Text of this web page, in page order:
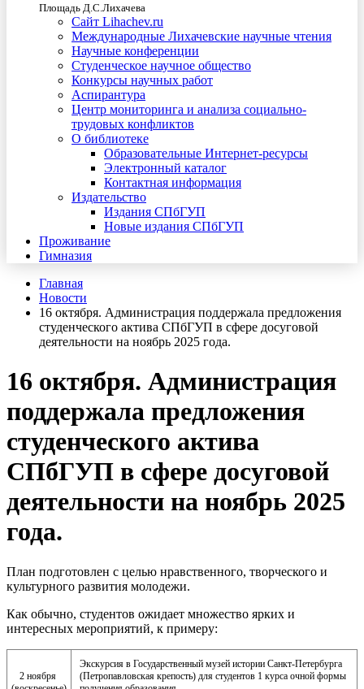
Площадь Д.С.Лихачева
Сайт Lihachev.ru
Международные Лихачевские научные чтения
Научные конференции
Студенческое научное общество
Конкурсы научных работ
Аспирантура
Центр мониторинга и анализа социально-
трудовых конфликтов
О библиотеке
Образовательные Интернет-ресурсы
Электронный каталог
Контактная информация
Издательство
Издания СПбГУП
Новые издания СПбГУП
Проживание
Гимназия
Главная
Новости
16 октября. Администрация поддержала предложения
студенческого актива СПбГУП в сфере досуговой
деятельности на ноябрь 2025 года.
16 октября. Администрация
поддержала предложения
студенческого актива
СПбГУП в сфере досуговой
деятельности на ноябрь 2025
года.
План подготовлен с целью нравственного, творческого и
культурного развития молодежи.
Как обычно, студентов ожидает множество ярких и
интересных мероприятий, к примеру:
2 ноября
Экскурсия в Государственный музей истории Санкт-Петербурга
(Петропавловская крепость) для студентов 1 курса очной формы